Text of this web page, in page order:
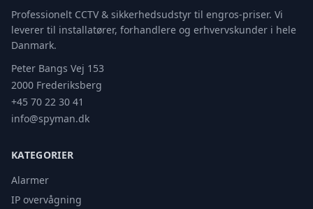
Professionelt CCTV & sikkerhedsudstyr til engros-priser. Vi
leverer til installatører, forhandlere og erhvervskunder i hele
Danmark.
Peter Bangs Vej 153
2000 Frederiksberg
+45 70 22 30 41
info@spyman.dk
KATEGORIER
Alarmer
IP overvågning